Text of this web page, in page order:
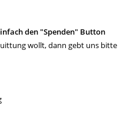
den "Spenden" Button
wollt, dann gebt uns bitte